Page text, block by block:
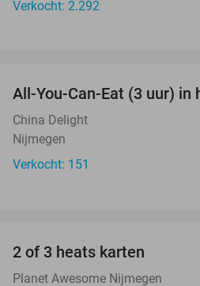
Verkocht: 2.292
All-You-Can-Eat (3 uur) in
China Delight
Nijmegen
Verkocht: 151
2 of 3 heats karten
Planet Awesome Nijmegen